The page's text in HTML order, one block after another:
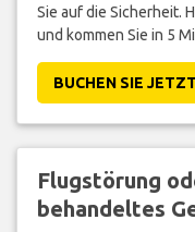
Sie auf die Sicherheit.
und kommen Sie in 5
BUCHEN SIE JETZT
Flugstörung
behandeltes